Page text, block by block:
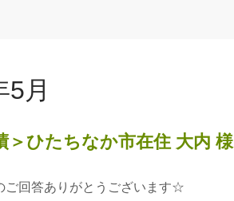
月
＞ひたちなか市在住 大内 様
回答ありがとうございます☆